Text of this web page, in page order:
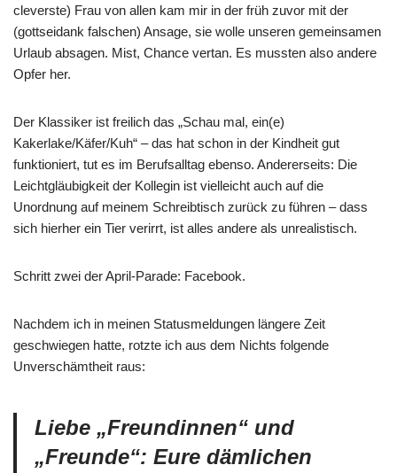
cleverste) Frau von allen kam mir in der früh zuvor mit der
(gottseidank falschen) Ansage, sie wolle unseren gemeinsamen
Urlaub absagen. Mist, Chance vertan. Es mussten also andere
Opfer her.
Der Klassiker ist freilich das „Schau mal, ein(e)
Kakerlake/Käfer/Kuh“ – das hat schon in der Kindheit gut
funktioniert, tut es im Berufsalltag ebenso. Andererseits: Die
Leichtgläubigkeit der Kollegin ist vielleicht auch auf die
Unordnung auf meinem Schreibtisch zurück zu führen – dass
sich hierher ein Tier verirrt, ist alles andere als unrealistisch.
Schritt zwei der April-Parade: Facebook.
Nachdem ich in meinen Statusmeldungen längere Zeit
geschwiegen hatte, rotzte ich aus dem Nichts folgende
Unverschämtheit raus:
Liebe „Freundinnen“ und
„Freunde“: Eure dämlichen